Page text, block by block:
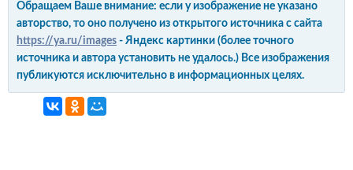
Обращаем Ваше внимание: если у изображение не указано
авторство, то оно получено из открытого источника с сайта
https://ya.ru/images - Яндекс картинки (более точного
источника и автора установить не удалось.) Все изображения
публикуются исключительно в информационных целях.